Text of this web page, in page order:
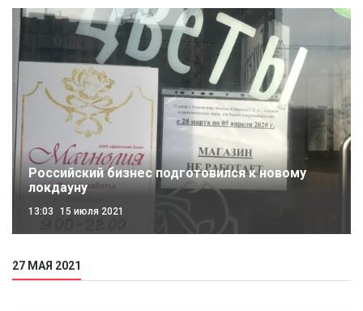
Российский бизнес подготовился к новому
локдауну
13:03 15 июля 2021
27 МАЯ 2021